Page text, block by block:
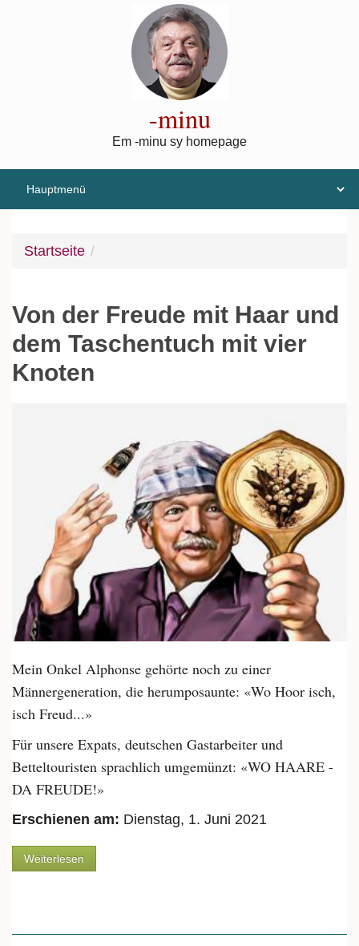
-minu
Em -minu sy homepage
Startseite
Von der Freude mit Haar und
dem Taschentuch mit vier
Knoten
Mein Onkel Alphonse gehörte noch zu einer
Männergeneration, die herumposaunte: «Wo Hoor isch,
isch Freud...»
Für unsere Expats, deutschen Gastarbeiter und
Betteltouristen sprachlich umgemünzt: «WO HAARE -
DA FREUDE!»
Erschienen am: Dienstag, 1. Juni 2021
Weiterlesen